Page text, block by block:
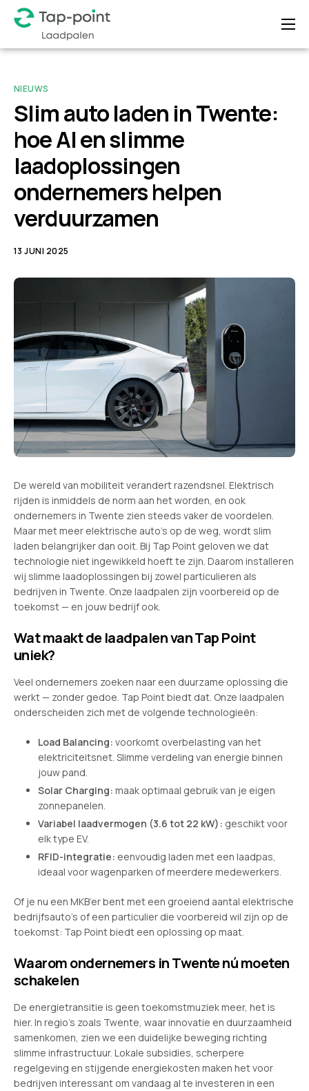
inhoud
Home
Laadoplossingen
Nieuws
FAQ
Contact
NIEUWS
Slim auto laden in Twente:
hoe AI en slimme
laadoplossingen
ondernemers helpen
verduurzamen
13 JUNI 2025
De wereld van mobiliteit verandert razendsnel. Elektrisch
rijden is inmiddels de norm aan het worden, en ook
ondernemers in Twente zien steeds vaker de voordelen.
Maar met meer elektrische auto’s op de weg, wordt slim
laden belangrijker dan ooit. Bij Tap Point geloven we dat
technologie niet ingewikkeld hoeft te zijn. Daarom installeren
wij slimme laadoplossingen bij zowel particulieren als
bedrijven in Twente. Onze laadpalen zijn voorbereid op de
toekomst — en jouw bedrijf ook.
Wat maakt de laadpalen van Tap Point
uniek?
Veel ondernemers zoeken naar een duurzame oplossing die
werkt — zonder gedoe. Tap Point biedt dat. Onze laadpalen
onderscheiden zich met de volgende technologieën:
Load Balancing: voorkomt overbelasting van het
elektriciteitsnet. Slimme verdeling van energie binnen
jouw pand.
Solar Charging: maak optimaal gebruik van je eigen
zonnepanelen.
Variabel laadvermogen (3.6 tot 22 kW): geschikt voor
elk type EV.
RFID-integratie: eenvoudig laden met een laadpas,
ideaal voor wagenparken of meerdere medewerkers.
Of je nu een MKB’er bent met een groeiend aantal elektrische
bedrijfsauto’s of een particulier die voorbereid wil zijn op de
toekomst: Tap Point biedt een oplossing op maat.
Waarom ondernemers in Twente nú moeten
schakelen
De energietransitie is geen toekomstmuziek meer, het is
hier. In regio’s zoals Twente, waar innovatie en duurzaamheid
samenkomen, zien we een duidelijke beweging richting
slimme infrastructuur. Lokale subsidies, scherpere
regelgeving en stijgende energiekosten maken het voor
bedrijven interessant om vandaag al te investeren in een